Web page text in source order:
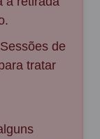
Sessões de
tratar